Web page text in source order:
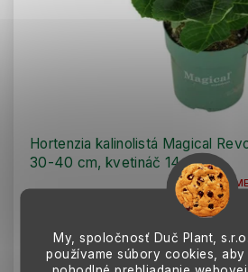
My, spoločnosť Duč Plant,
používame súbory cookies, aby
Hortenzia kalinolistá Magical
30-40 cm, kvetináč 14 cm
27,92 €
Nízka, bohato kvitnúca hortenzia s
modrej až po bordovú. Dorastá do výšky
100 cm. Kvitne celé...